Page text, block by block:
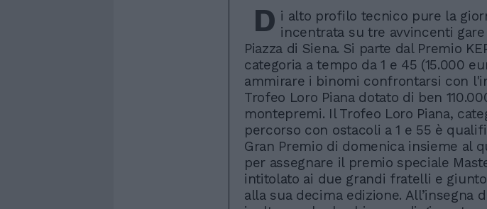
D i alto profilo tecnico pure la
incentrata su tre avvincenti gare
Piazza di Siena. Si parte dal Premio
categoria a tempo da 1 e 45 (15.000
ammirare i binomi confrontarsi con
Trofeo Loro Piana dotato di ben
montepremi. Il Trofeo Loro Piana,
percorso con ostacoli a 1 e 55 è
Gran Premio di domenica insieme al
per assegnare il premio speciale
intitolato ai due grandi fratelli e
alla sua decima edizione. All’insegna